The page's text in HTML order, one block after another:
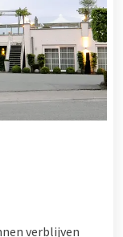
verblijven